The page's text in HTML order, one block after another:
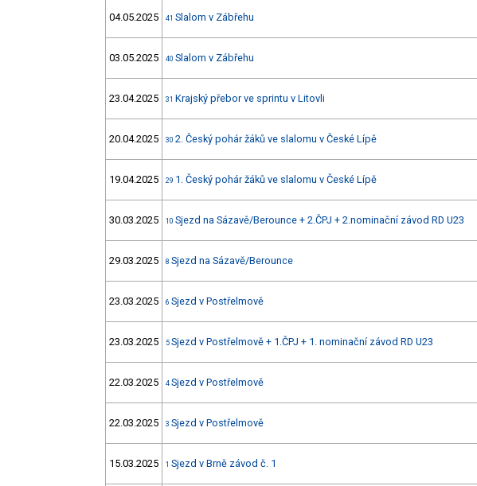
04.05.2025 41 Slalom v Zábřehu
03.05.2025 40 Slalom v Zábřehu
23.04.2025 31 Krajský přebor ve sprintu v Litovli
20.04.2025 30 2. Český pohár žáků ve slalomu v České Lípě
19.04.2025 29 1. Český pohár žáků ve slalomu v České Lípě
30.03.2025 10 Sjezd na Sázavě/Berounce + 2.ČPJ + 2.nominační závod RD U23
29.03.2025 8 Sjezd na Sázavě/Berounce
23.03.2025 6 Sjezd v Postřelmově
23.03.2025 5 Sjezd v Postřelmově + 1.ČPJ + 1. nominační závod RD U23
22.03.2025 4 Sjezd v Postřelmově
22.03.2025 3 Sjezd v Postřelmově
15.03.2025 1 Sjezd v Brně závod č. 1